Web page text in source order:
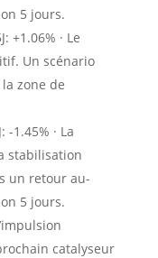
5 jours.
+1.06% · Le
Un scénario
zone de
-1.45% · La
stabilisation
un retour au-
5 jours.
catalyseur